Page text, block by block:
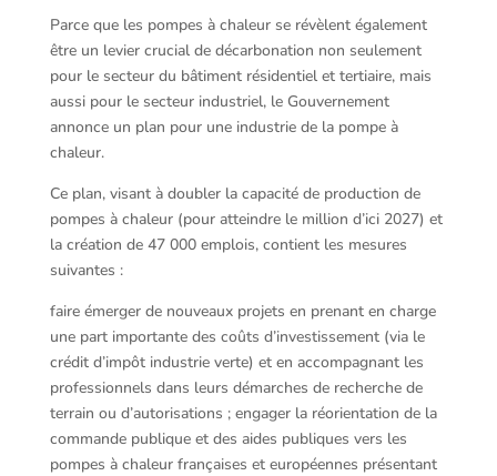
Parce que les pompes à chaleur se révèlent également
être un levier crucial de décarbonation non seulement
pour le secteur du bâtiment résidentiel et tertiaire, mais
aussi pour le secteur industriel, le Gouvernement
annonce un plan pour une industrie de la pompe à
chaleur.
Ce plan, visant à doubler la capacité de production de
pompes à chaleur (pour atteindre le million d’ici 2027) et
la création de 47 000 emplois, contient les mesures
suivantes :
faire émerger de nouveaux projets en prenant en charge
une part importante des coûts d’investissement (via le
crédit d’impôt industrie verte) et en accompagnant les
professionnels dans leurs démarches de recherche de
terrain ou d’autorisations ; engager la réorientation de la
commande publique et des aides publiques vers les
pompes à chaleur françaises et européennes présentant